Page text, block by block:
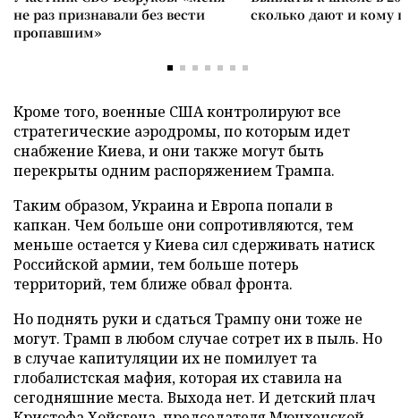
не раз признавали без вести
пропавшим»
сколько дают и
Кроме того, военные США контролируют все
стратегические аэродромы, по которым идет
снабжение Киева, и они также могут быть
перекрыты одним распоряжением Трампа.
Таким образом, Украина и Европа попали в
капкан. Чем больше они сопротивляются, тем
меньше остается у Киева сил сдерживать натиск
Российской армии, тем больше потерь
территорий, тем ближе обвал фронта.
Но поднять руки и сдаться Трампу они тоже не
могут. Трамп в любом случае сотрет их в пыль. Но
в случае капитуляции их не помилует та
глобалистская мафия, которая их ставила на
сегодняшние места. Выхода нет. И детский плач